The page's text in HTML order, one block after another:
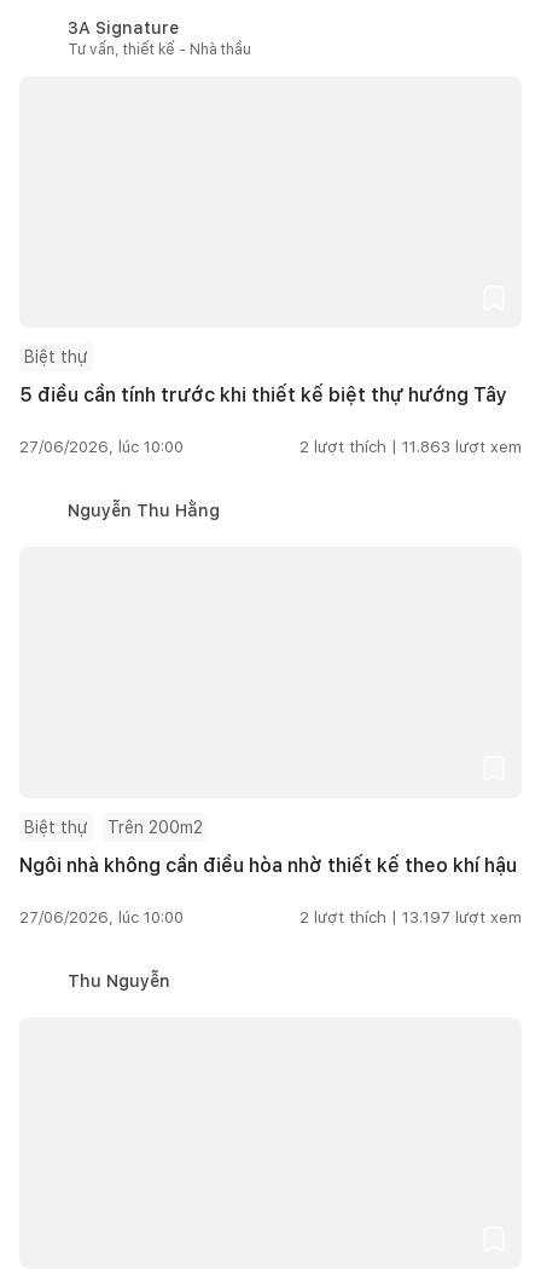
3A Signature
Tư vấn, thiết kế - Nhà thầu
Biệt thự
5 điều cần tính trước khi thiết kế biệt thự hướng Tây
27/06/2026, lúc 10:00 2 lượt thích | 11.863 lượt xem
Nguyễn Thu Hằng
Biệt thự Trên 200m2
Ngôi nhà không cần điều hòa nhờ thiết kế theo khí hậu
27/06/2026, lúc 10:00 2 lượt thích | 13.197 lượt xem
Thu Nguyễn